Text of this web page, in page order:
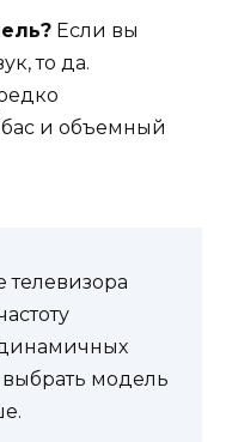
Если вы
то да.
и объемный
телевизора
модель